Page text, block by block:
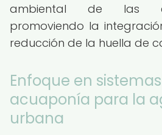
ambiental de las
promoviendo la
reducción de la huella de
Enfoque en
acuaponía para la
urbana